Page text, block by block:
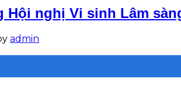
Hội nghị Vi sinh Lâm
admin